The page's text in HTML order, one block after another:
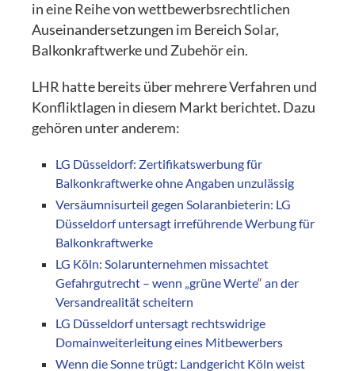
in eine Reihe von wettbewerbsrechtlichen
Auseinandersetzungen im Bereich Solar,
Balkonkraftwerke und Zubehör ein.
LHR hatte bereits über mehrere Verfahren und
Konfliktlagen in diesem Markt berichtet. Dazu
gehören unter anderem:
LG Düsseldorf: Zertifikatswerbung für
Balkonkraftwerke ohne Angaben unzulässig
Versäumnisurteil gegen Solaranbieterin: LG
Düsseldorf untersagt irreführende Werbung für
Balkonkraftwerke
LG Köln: Solarunternehmen missachtet
Gefahrgutrecht – wenn „grüne Werte“ an der
Versandrealität scheitern
LG Düsseldorf untersagt rechtswidrige
Domainweiterleitung eines Mitbewerbers
Wenn die Sonne trügt: Landgericht Köln weist